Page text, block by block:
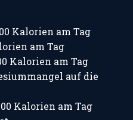
Kalorien am Tag
am Tag
Kalorien am Tag
auf die
Kalorien am Tag